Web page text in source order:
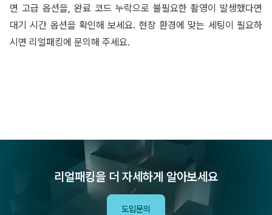
면 고급 옵션을, 완료 코드 누락으로 불필요한 촬영이 발생했다면
대기 시간 옵션을 확인해 보세요. 현장 환경에 맞는 세팅이 필요하
시면 리얼패킹에 문의해 주세요.
리얼패킹을 더 자세하게 알아보세요
도입문의